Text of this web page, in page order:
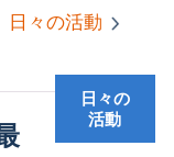
日々の活動
日々の
活動